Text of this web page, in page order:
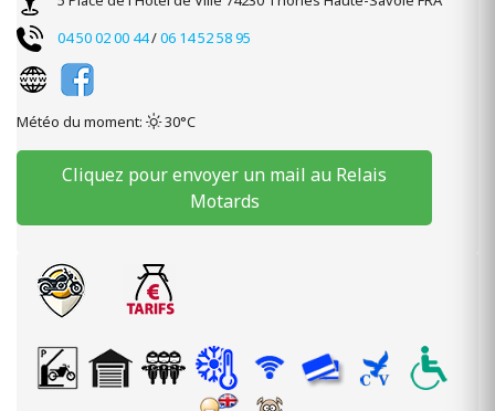
04 50 02 00 44/06 14 52 58 95
Météo du moment: 30°C
Cliquez pour envoyer un mail au Relais
Motards